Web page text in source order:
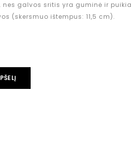
nes galvos sritis yra guminė ir
(skersmuo ištempus: 11,5 cm).